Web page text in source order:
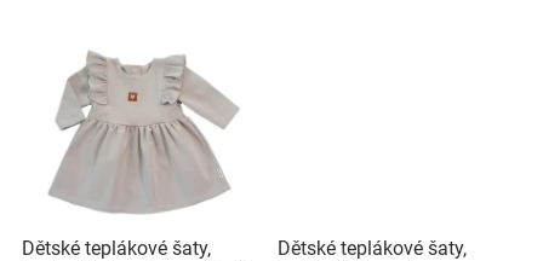
Hračkářství
Přihlášení
Dětské teplákové šaty,
Dětské teplákové šaty,